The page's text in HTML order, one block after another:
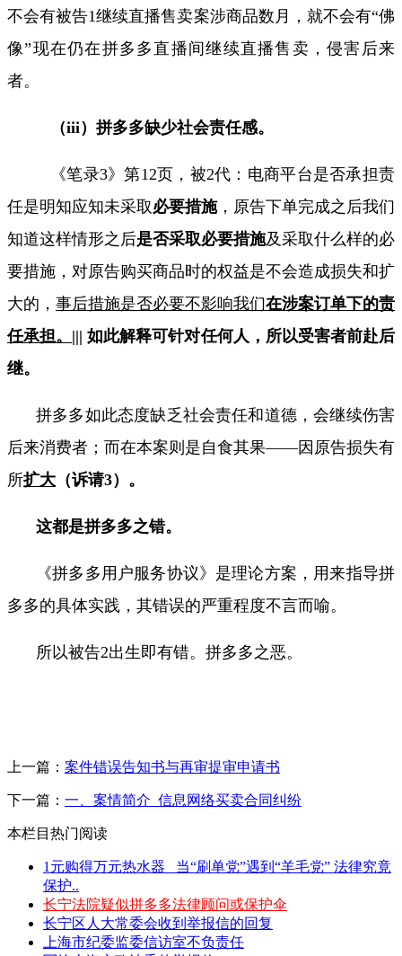
不会有被告1继续直播售卖案涉商品数月，就不会有“佛
像”现在仍在拼多多直播间继续直播售卖，侵害后来
者。
（iii）拼多多缺少社会责任感。
《笔录3》第12页，被2代：电商平台是否承担责
任是明知应知未采取必要措施，原告下单完成之后我们
知道这样情形之后是否采取必要措施及采取什么样的必
要措施，对原告购买商品时的权益是不会造成损失和扩
大的， 事后措施是否必要不影响我们在涉案订单下的责
任承担。 |||如此解释可针对任何人，所以受害者前赴后
继。
拼多多如此态度缺乏社会责任和道德，会继续伤害
后来消费者；而在本案则是自食其果——因原告损失有
所扩大 （诉请3）。
这都是拼多多之错。
《拼多多用户服务协议》是理论方案，用来指导拼
多多的具体实践，其错误的严重程度不言而喻。
所以被告2出生即有错。拼多多之恶。
上一篇： 案件错误告知书与再审提审申请书
下一篇： 一、案情简介_信息网络买卖合同纠纷
本栏目热门阅读
1元购得万元热水器 _当“刷单党”遇到“羊毛党” 法律究竟
保护..
长宁法院疑似拼多多法律顾问或保护伞
长宁区人大常委会收到举报信的回复
上海市纪委监委信访室不负责任